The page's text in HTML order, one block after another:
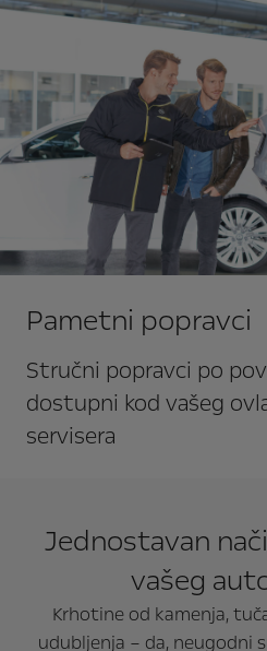
Pametni popravci
Stručni popravci po
dostupni kod vašeg
servisera
Jednostavan
vašeg
Krhotine od kamenja,
udubljenja – da, neugodni